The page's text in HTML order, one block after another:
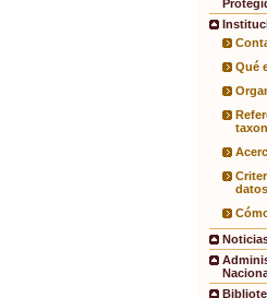
Qué
datos